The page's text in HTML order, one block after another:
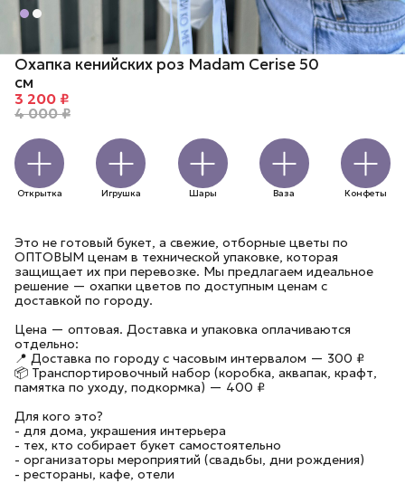
Охапка кенийских роз Madam Cerise 50
см
3 200 ₽
4 000 ₽
Открытка Игрушка Шары Ваза Конфеты
Это не готовый букет, а свежие, отборные цветы по
ОПТОВЫМ ценам в технической упаковке, которая
защищает их при перевозке. Мы предлагаем идеальное
решение — охапки цветов по доступным ценам с
доставкой по городу.
Цена — оптовая. Доставка и упаковка оплачиваются
отдельно:
📍 Доставка по городу с часовым интервалом — 300 ₽
📦 Транспортировочный набор (коробка, аквапак, крафт,
памятка по уходу, подкормка) — 400 ₽
Для кого это?
- для дома, украшения интерьера
- тех, кто собирает букет самостоятельно
- организаторы мероприятий (свадьбы, дни рождения)
- рестораны, кафе, отели